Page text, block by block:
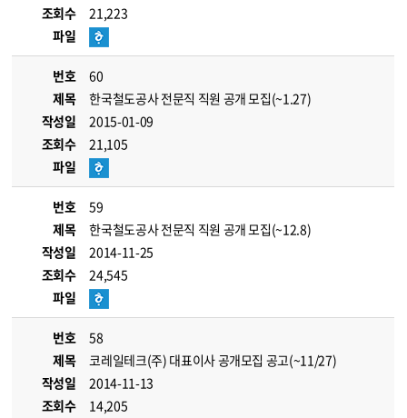
조회수
21,223
파일
번호
60
제목
한국철도공사 전문직 직원 공개 모집(~1.27)
작성일
2015-01-09
조회수
21,105
파일
번호
59
제목
한국철도공사 전문직 직원 공개 모집(~12.8)
작성일
2014-11-25
조회수
24,545
파일
번호
58
제목
코레일테크(주) 대표이사 공개모집 공고(~11/27)
작성일
2014-11-13
조회수
14,205